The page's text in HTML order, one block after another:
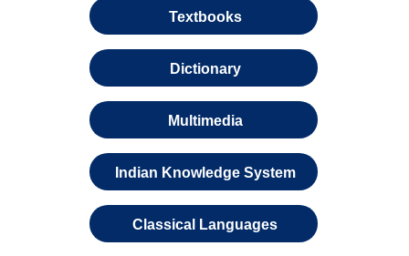
Textbooks
Dictionary
Multimedia
Indian Knowledge System
Classical Languages